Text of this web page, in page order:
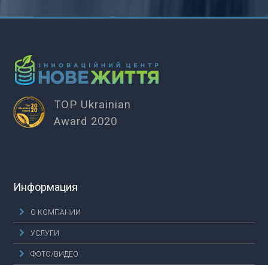
TOP Ukrainian
Award 2020
Информация
О КОМПАНИИ
УСЛУГИ
ФОТО/ВИДЕО